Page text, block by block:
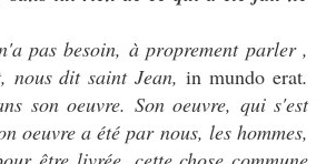
pas besoin, à proprement parler ,
nous dit saint Jean,in mundo erat.
son oeuvre. Son oeuvre, qui s'est
oeuvre a été par nous, les hommes,